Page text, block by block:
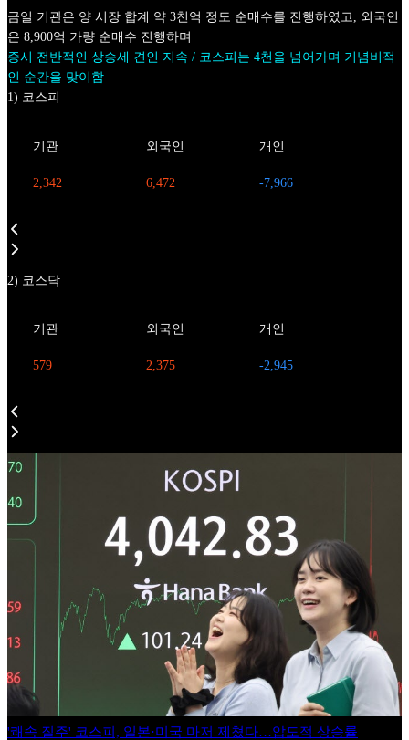
금일 기관은 양 시장 합계 약 3천억 정도 순매수를 진행하였고, 외국인
은 8,900억 가량 순매수 진행하며
증시 전반적인 상승세 견인 지속 / 코스피는 4천을 넘어가며 기념비적
인 순간을 맞이함
1) 코스피
기관 외국인 개인
2,342 6,472 -7,966
2) 코스닥
기관 외국인 개인
579 2,375 -2,945
'쾌속 질주' 코스피, 일본·미국 마저 제쳤다…압도적 상승률